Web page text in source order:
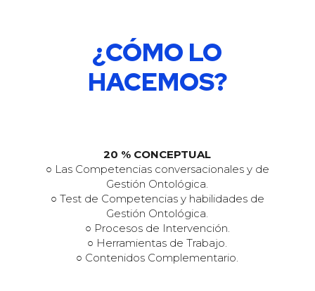
¿CÓMO LO
HACEMOS?
20 % CONCEPTUAL
○ Las Competencias conversacionales y de
Gestión Ontológica.
○ Test de Competencias y habilidades de
Gestión Ontológica.
○ Procesos de Intervención.
○ Herramientas de Trabajo.
○ Contenidos Complementario.